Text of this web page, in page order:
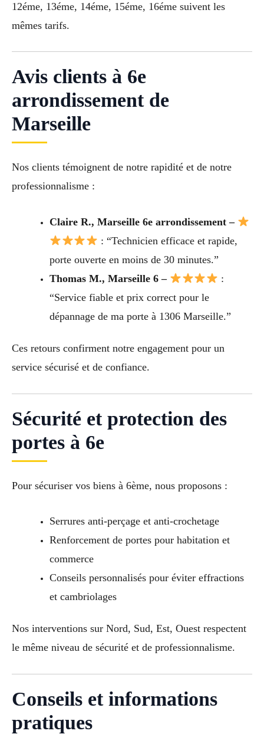
12éme, 13éme, 14éme, 15éme, 16éme suivent les
mêmes tarifs.
Avis clients à 6e
arrondissement de
Marseille
Nos clients témoignent de notre rapidité et de notre
professionnalisme :
Claire R., Marseille 6e arrondissement –
: “Technicien efficace et rapide,
porte ouverte en moins de 30 minutes.”
Thomas M., Marseille 6 –
:
“Service fiable et prix correct pour le
dépannage de ma porte à 1306 Marseille.”
Ces retours confirment notre engagement pour un
service sécurisé et de confiance.
Sécurité et protection des
portes à 6e
Pour sécuriser vos biens à 6ème, nous proposons :
Serrures anti-perçage et anti-crochetage
Renforcement de portes pour habitation et
commerce
Conseils personnalisés pour éviter effractions
et cambriolages
Nos interventions sur Nord, Sud, Est, Ouest respectent
le même niveau de sécurité et de professionnalisme.
Conseils et informations
pratiques